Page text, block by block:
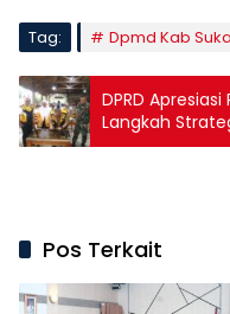
Tag: Dpmd Kab
DPRD
Langkah
Pos Terkait